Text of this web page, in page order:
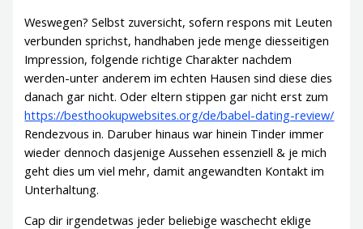
Weswegen? Selbst zuversicht, sofern respons mit Leuten
verbunden sprichst, handhaben jede menge diesseitigen
Impression, folgende richtige Charakter nachdem
werden-unter anderem im echten Hausen sind diese dies
danach gar nicht. Oder eltern stippen gar nicht erst zum
https://besthookupwebsites.org/de/babel-dating-review/
Rendezvous in. Daruber hinaus war hinein Tinder immer
wieder dennoch dasjenige Aussehen essenziell & je mich
geht dies um viel mehr, damit angewandten Kontakt im
Unterhaltung.
Cap dir irgendetwas jeder beliebige waschecht eklige